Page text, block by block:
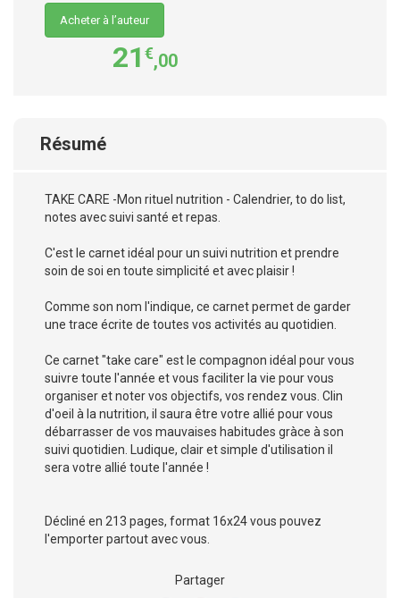
Acheter à l’auteur
21 €,00
Résumé
TAKE CARE -Mon rituel nutrition - Calendrier, to do list,
notes avec suivi santé et repas.
C'est le carnet idéal pour un suivi nutrition et prendre
soin de soi en toute simplicité et avec plaisir !
Comme son nom l'indique, ce carnet permet de garder
une trace écrite de toutes vos activités au quotidien.
Ce carnet "take care" est le compagnon idéal pour vous
suivre toute l'année et vous faciliter la vie pour vous
organiser et noter vos objectifs, vos rendez vous. Clin
d'oeil à la nutrition, il saura être votre allié pour vous
débarrasser de vos mauvaises habitudes gràce à son
suivi quotidien. Ludique, clair et simple d'utilisation il
sera votre allié toute l'année !
Décliné en 213 pages, format 16x24 vous pouvez
l'emporter partout avec vous.
Partager